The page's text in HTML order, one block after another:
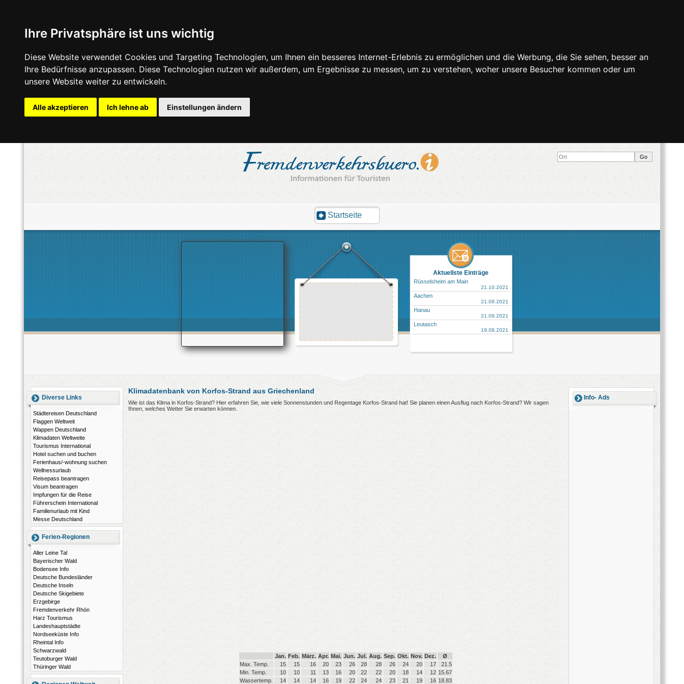
Ihre Privatsphäre ist uns wichtig
Diese Website verwendet Cookies und Targeting Technologien, um Ihnen ein besseres Internet-Erlebnis zu ermöglichen und die Werbung, die Sie sehen, besser an
Ihre Bedürfnisse anzupassen. Diese Technologien nutzen wir außerdem, um Ergebnisse zu messen, um zu verstehen, woher unsere Besucher kommen oder um
unsere Website weiter zu entwickeln.
Alle akzeptieren Ich lehne ab Einstellungen ändern
Startseite
Aktuellste Einträge
Rüsselsheim am Main
21.10.2021
Aachen
21.09.2021
Hanau
21.09.2021
Leutasch
19.08.2021
Diverse Links
Städtereisen Deutschland
Flaggen Weltweit
Wappen Deutschland
Klimadaten Weltweite
Tourismus International
Hotel suchen und buchen
Ferienhaus/-wohnung suchen
Wellnessurlaub
Reisepass beantragen
Visum beantragen
Impfungen für die Reise
Führerschein International
Familienurlaub mit Kind
Messe Deutschland
Ferien-Regionen
Aller Leine Tal
Bayerischer Wald
Bodensee Info
Deutsche Bundesländer
Deutsche Inseln
Deutsche Skigebiete
Erzgebirge
Fremdenverkehr Rhön
Harz Tourismus
Landeshauptstädte
Nordseeküste Info
Rheintal Info
Schwarzwald
Teutoburger Wald
Thüringer Wald
Info- Ads
Klimadatenbank von Korfos-Strand aus Griechenland
Wie ist das Klima in Korfos-Strand? Hier erfahren Sie, wie viele Sonnenstunden und Regentage Korfos-Strand hat! Sie planen einen Ausflug nach Korfos-Strand? Wir sagen
Ihnen, welches Wetter Sie erwarten können.
Jan. Feb. März. Apr. Mai. Jun. Jul. Aug. Sep. Okt. Nov. Dez.
Ø
Max. Temp.
15 15 16 20 23 26 28 28 26 24 20 17
21.5
Min. Temp.
10 10 11 13 16 20 22 22 20 18 14 12 15.67
Wassertemp.
14 14 14 16 19 22 24 24 23 21 19 16 18.83